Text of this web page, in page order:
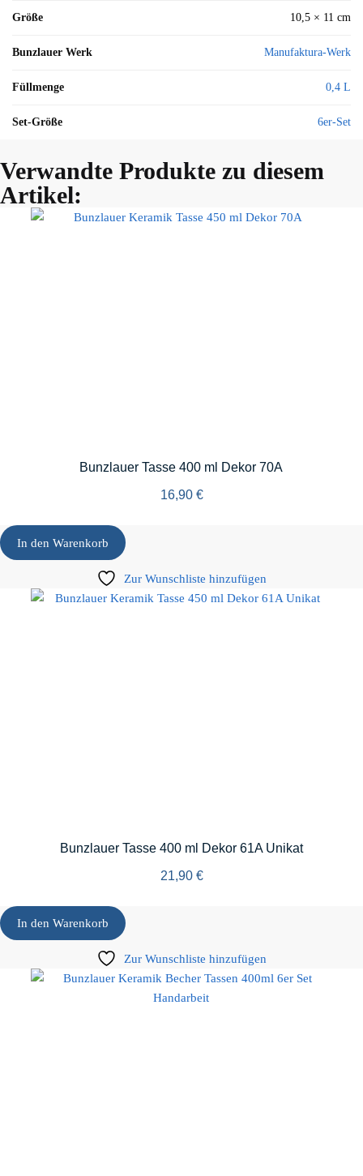
Größe 10,5 × 11 cm
Bunzlauer Werk Manufaktura-Werk
Füllmenge 0,4 L
Set-Größe 6er-Set
Verwandte Produkte zu diesem
Artikel:
Bunzlauer Tasse 400 ml Dekor 70A
16,90 €
In den Warenkorb
Zur Wunschliste hinzufügen
Bunzlauer Tasse 400 ml Dekor 61A Unikat
21,90 €
In den Warenkorb
Zur Wunschliste hinzufügen